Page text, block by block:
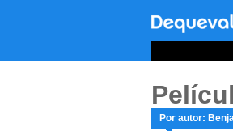
Por autor: